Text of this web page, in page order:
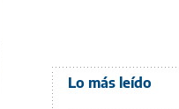
Lo más leído